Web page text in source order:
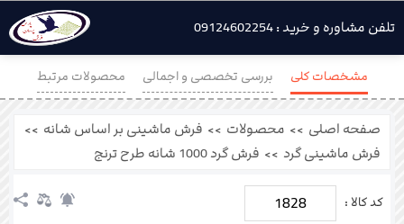
مشخصات کلی بررسی تخصصی و اجمالی محصولات مرتبط
نظرات صفحه اصلی >> محصولات >> فرش ماشینی بر اساس شانه >>
فرش ماشینی گرد >> فرش گرد 1000 شانه طرح ترنج
کد کالا : 1828
تلفن مشاوره و خرید : 09124602254